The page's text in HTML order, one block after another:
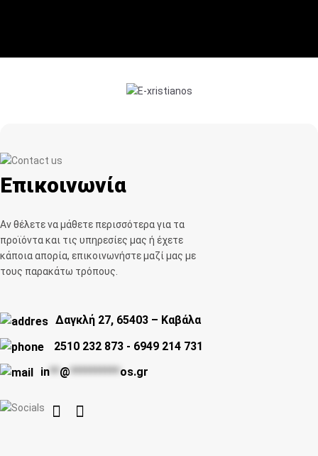
Επικοινωνία
Αν θέλετε να μάθετε περισσότερα για τα
προϊόντα και τις υπηρεσίες μας ή έχετε
κάποια απορία, επικοινωνήστε μαζί μας με
τους παρακάτω τρόπους.
Δαγκλή 27, 65403 – Καβάλα
2510 232 873 - 6949 214 731
in**@**********os.gr
 